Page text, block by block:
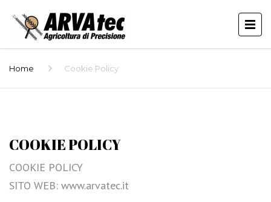
Home Cookie Policy
COOKIE POLICY
COOKIE POLICY
SITO WEB: www.arvatec.it